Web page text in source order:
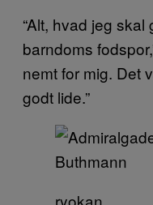
“Alt, hvad jeg
barndoms
nemt for mig. Det
godt lide.”
ryokan